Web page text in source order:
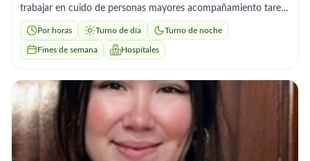
trabajar en cuido de personas mayores acompañamiento tareas
del hogar soy muy responsable gracias
Por horas Turno de día Turno de noche
Fines de semana Hospitales